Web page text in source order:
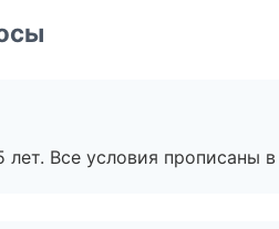
Все условия прописаны в